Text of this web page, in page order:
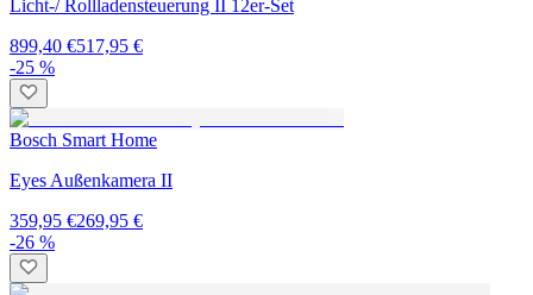
Licht-/ Rollladensteuerung II 12er-Set
899,40 €517,95 €
-25 %
Bosch Smart Home
Eyes Außenkamera II
359,95 €269,95 €
-26 %